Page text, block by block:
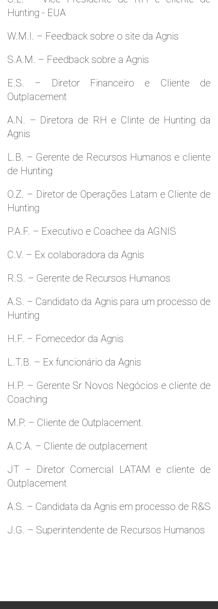
Hunting - EUA
W.M.l. – Feedback sobre o site da Agnis
S.A.M. – Feedback sobre a Agnis
E.S. – Diretor Financeiro e Cliente de
Outplacement
A.N. – Diretora de RH e Clinte de Hunting da
Agnis
L.B. – Gerente de Recursos Humanos e cliente
de Hunting
O.Z. – Diretor de Operações Latam e Cliente de
Hunting
P.A.F. – Executivo e Coachee da AGNIS
C.V. – Ex colaboradora da Agnis
R.S. – Gerente de Recursos Humanos
A.S. – Candidato da Agnis para um processo de
Hunting
H.F. – Fornecedor da Agnis
L.T.B. – Ex funcionário da Agnis
H.P. – Gerente Sr Novos Negócios e cliente de
Coaching
M.P. – Cliente de Outplacement.
A.C.A. – Cliente de outplacement
JT – Diretor Comercial LATAM e cliente de
Outplacement
A.S. – Candidata da Agnis em processo de R&S
J.G. – Superintendente de Recursos Humanos